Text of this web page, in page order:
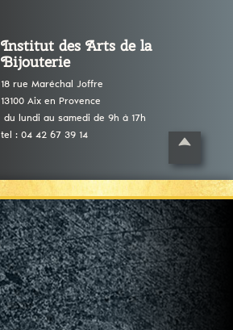
Institut des Arts de la
Bijouterie
18 rue Maréchal Joffre
13100 Aix en Provence
du lundi au samedi de 9h à 17h
tel : 04 42 67 39 14